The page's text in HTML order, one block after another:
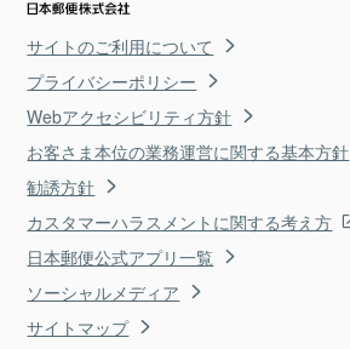
サイトのご利用について
プライバシーポリシー
Webアクセシビリティ方針
お客さま本位の業務運営に関する基本方針
勧誘方針
カスタマーハラスメントに関する考え方
日本郵便公式アプリ一覧
ソーシャルメディア
サイトマップ